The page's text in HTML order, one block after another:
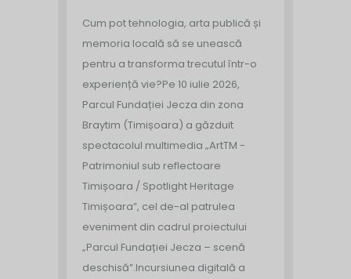
Cum pot tehnologia, arta publică și
memoria locală să se unească
pentru a transforma trecutul într-o
experiență vie?Pe 10 iulie 2026,
Parcul Fundației Jecza din zona
Braytim (Timișoara) a găzduit
spectacolul multimedia „ArtTM -
Patrimoniul sub reflectoare
Timișoara / Spotlight Heritage
Timișoara”, cel de-al patrulea
eveniment din cadrul proiectului
„Parcul Fundației Jecza – scenă
deschisă”.Incursiunea digitală a